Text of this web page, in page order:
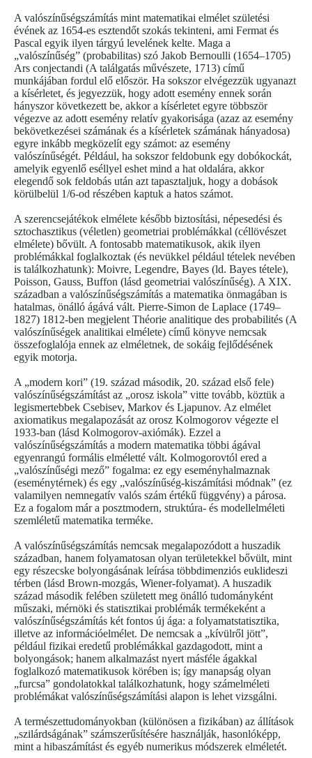
A valószínűségszámítás mint matematikai elmélet születési
évének az 1654-es esztendőt szokás tekinteni, ami Fermat és
Pascal egyik ilyen tárgyú levelének kelte. Maga a
„valószínűség” (probabilitas) szó Jakob Bernoulli (1654–1705)
Ars conjectandi (A találgatás művészete, 1713) című
munkájában fordul elő először. Ha sokszor elvégezzük ugyanazt
a kísérletet, és jegyezzük, hogy adott esemény ennek során
hányszor következett be, akkor a kísérletet egyre többször
végezve az adott esemény relatív gyakorisága (azaz az esemény
bekövetkezései számának és a kísérletek számának hányadosa)
egyre inkább megközelít egy számot: az esemény
valószínűségét. Például, ha sokszor feldobunk egy dobókockát,
amelyik egyenlő eséllyel eshet mind a hat oldalára, akkor
elegendő sok feldobás után azt tapasztaljuk, hogy a dobások
körülbelül 1/6-od részében kaptuk a hatos számot.
A szerencsejátékok elmélete később biztosítási, népesedési és
sztochasztikus (véletlen) geometriai problémákkal (céllövészet
elmélete) bővült. A fontosabb matematikusok, akik ilyen
problémákkal foglalkoztak (és nevükkel például tételek nevében
is találkozhatunk): Moivre, Legendre, Bayes (ld. Bayes tétele),
Poisson, Gauss, Buffon (lásd geometriai valószínűség). A XIX.
században a valószínűségszámítás a matematika önmagában is
hatalmas, önálló ágává vált. Pierre-Simon de Laplace (1749–
1827) 1812-ben megjelent Théorie analitique des probabilités (A
valószínűségek analitikai elmélete) című könyve nemcsak
összefoglalója ennek az elméletnek, de sokáig fejlődésének
egyik motorja.
A „modern kori” (19. század második, 20. század első fele)
valószínűségszámítást az „orosz iskola” vitte tovább, köztük a
legismertebbek Csebisev, Markov és Ljapunov. Az elmélet
axiomatikus megalapozását az orosz Kolmogorov végezte el
1933-ban (lásd Kolmogorov-axiómák). Ezzel a
valószínűségszámítás a modern matematika többi ágával
egyenrangú formális elméletté vált. Kolmogorovtól ered a
„valószínűségi mező” fogalma: ez egy eseményhalmaznak
(eseménytérnek) és egy „valószínűség-kiszámítási módnak” (ez
valamilyen nemnegatív valós szám értékű függvény) a párosa.
Ez a fogalom már a posztmodern, struktúra- és modellelméleti
szemléletű matematika terméke.
A valószínűségszámítás nemcsak megalapozódott a huszadik
században, hanem folyamatosan olyan területekkel bővült, mint
egy részecske bolyongásának leírása többdimenziós euklideszi
térben (lásd Brown-mozgás, Wiener-folyamat). A huszadik
század második felében született meg önálló tudományként
műszaki, mérnöki és statisztikai problémák termékeként a
valószínűségszámítás két fontos új ága: a folyamatstatisztika,
illetve az információelmélet. De nemcsak a „kívülről jött”,
például fizikai eredetű problémákkal gazdagodott, mint a
bolyongások; hanem alkalmazást nyert másféle ágakkal
foglalkozó matematikusok körében is; így manapság olyan
„furcsa” gondolatokkal találkozhatunk, hogy számelméleti
problémákat valószínűségszámítási alapon is lehet vizsgálni.
A természettudományokban (különösen a fizikában) az állítások
„szilárdságának” számszerűsítésére használják, hasonlóképp,
mint a hibaszámítást és egyéb numerikus módszerek elméletét.